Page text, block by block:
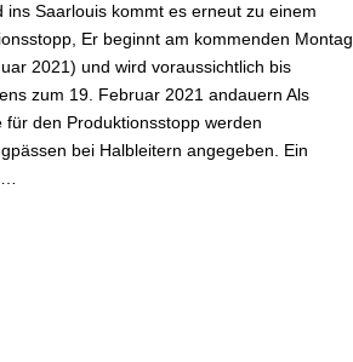
ins Saarlouis kommt es erneut zu einem
Er beginnt am kommenden Montag
2021) und wird voraussichtlich bis
zum 19. Februar 2021 andauern Als
für den Produktionsstopp werden
bei Halbleitern angegeben. Ein